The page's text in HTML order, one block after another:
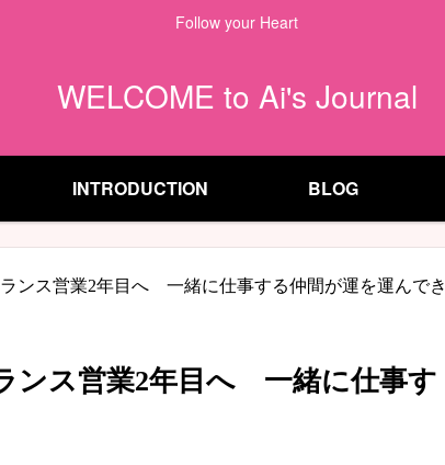
Follow your Heart
WELCOME to Ai's Journal
INTRODUCTION BLOG
ンス営業2年目へ 一緒に仕事する仲間が運を運んでき
ンス営業2年目へ 一緒に仕事す